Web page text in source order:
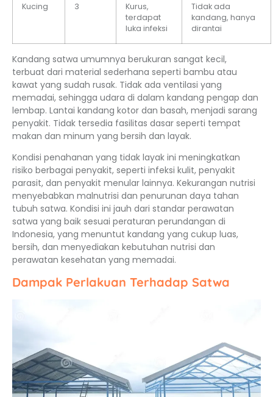
Kucing 3
Kurus,
terdapat
luka infeksi
Tidak ada
kandang, hanya
dirantai
Kandang satwa umumnya berukuran sangat kecil,
terbuat dari material sederhana seperti bambu atau
kawat yang sudah rusak. Tidak ada ventilasi yang
memadai, sehingga udara di dalam kandang pengap dan
lembap. Lantai kandang kotor dan basah, menjadi sarang
penyakit. Tidak tersedia fasilitas dasar seperti tempat
makan dan minum yang bersih dan layak.
Kondisi penahanan yang tidak layak ini meningkatkan
risiko berbagai penyakit, seperti infeksi kulit, penyakit
parasit, dan penyakit menular lainnya. Kekurangan nutrisi
menyebabkan malnutrisi dan penurunan daya tahan
tubuh satwa. Kondisi ini jauh dari standar perawatan
satwa yang baik sesuai peraturan perundangan di
Indonesia, yang menuntut kandang yang cukup luas,
bersih, dan menyediakan kebutuhan nutrisi dan
perawatan kesehatan yang memadai.
Dampak Perlakuan Terhadap Satwa